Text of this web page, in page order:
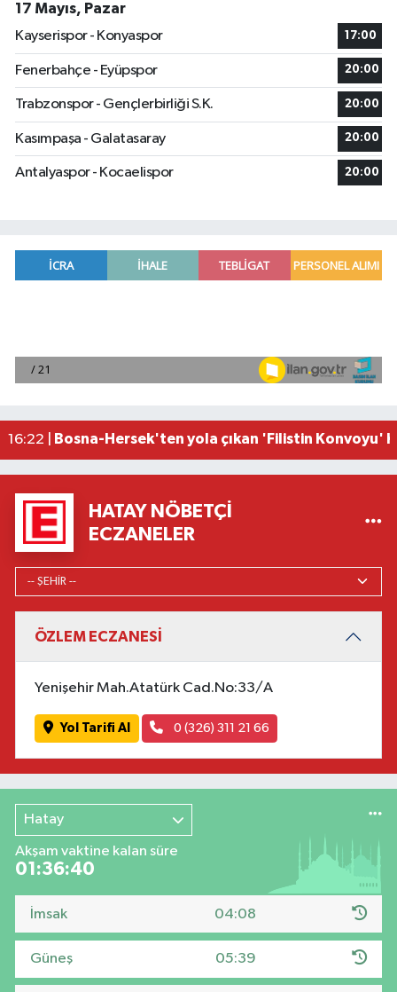
17 Mayıs, Pazar
Kayserispor - Konyaspor
17:00
Fenerbahçe - Eyüpspor 20:00
Trabzonspor - Gençlerbirliği S.K. 20:00
Kasımpaşa - Galatasaray 20:00
Antalyaspor - Kocaelispor 20:00
16:48 |
Adana'da ani kalp durmalarına karşı kullanılan
16:22 |
Bosna-Hersek'ten yola çıkan 'Filistin Konvoyu'
HATAY NÖBETÇI
ECZANELER
ÖZLEM ECZANESİ
Yenişehir Mah.Atatürk Cad.No:33/A
Yol Tarifi Al 0 (326) 311 21 66
Hatay
Akşam vaktine kalan süre
01:36:40
İmsak 04:08
Güneş 05:39